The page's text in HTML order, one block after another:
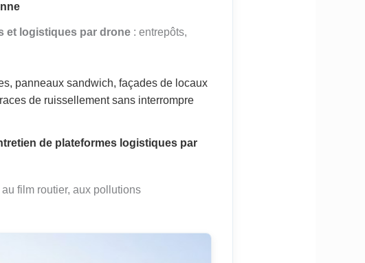
et logistiques par drone : entrepôts,
panneaux sandwich, façades de locaux
de ruissellement sans interrompre
de plateformes logistiques par
film routier, aux pollutions